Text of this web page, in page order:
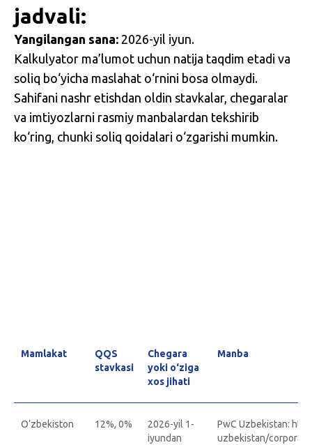
jadvali:
Yangilangan sana: 2026-yil iyun.
Kalkulyator ma’lumot uchun natija taqdim etadi va
soliq bo‘yicha maslahat o‘rnini bosa olmaydi.
Sahifani nashr etishdan oldin stavkalar, chegaralar
va imtiyozlarni rasmiy manbalardan tekshirib
ko‘ring, chunki soliq qoidalari o‘zgarishi mumkin.
Mamlakat
QQS
stavkasi
Chegara
yoki o‘ziga
xos jihati
Manba
O‘zbekiston 12%, 0%
2026-yil 1-
iyundan
PwC Uzbekistan:
uzbekistan/